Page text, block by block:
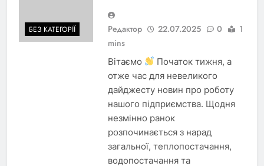
БЕЗ КАТЕГОРІЇ Редактор 22.07.2025 0
1
mins
Вітаємо
Початок тижня, а
отже час для невеликого
дайджесту новин про роботу
нашого підприємства. Щодня
незмінно ранок
розпочинається з нарад
загальної, теплопостачання,
водопостачання та